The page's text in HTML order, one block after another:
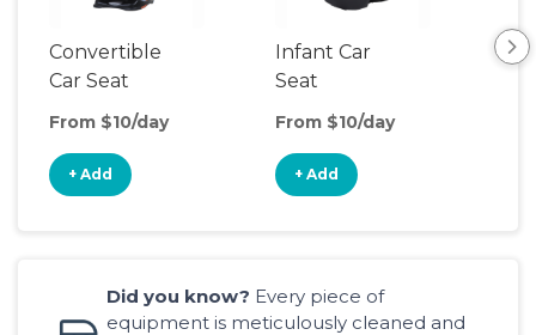
Convertible
Car Seat
From $10/day
+ Add
Infant Car
Seat
From $10/day
+ Add
Did you know? Every piece of
equipment is meticulously cleaned and